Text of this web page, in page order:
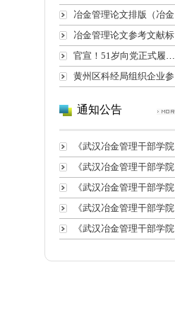
冶金管理论文排版（冶金
冶金管理论文参考文献标
官宣！51岁向党正式履新长
黄州区科经局组织企业参
通知公告
《武汉冶金管理干部学院
《武汉冶金管理干部学院
《武汉冶金管理干部学院
《武汉冶金管理干部学院
《武汉冶金管理干部学院